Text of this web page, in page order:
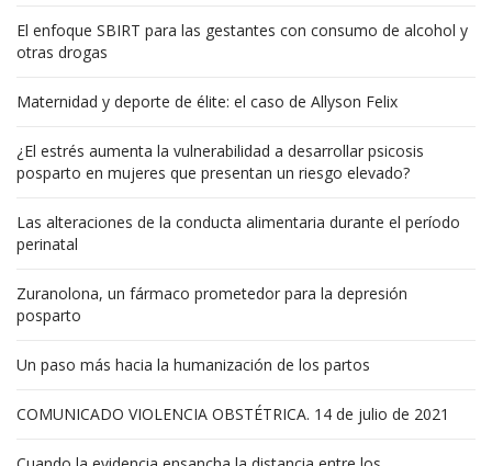
El enfoque SBIRT para las gestantes con consumo de alcohol y
otras drogas
Maternidad y deporte de élite: el caso de Allyson Felix
¿El estrés aumenta la vulnerabilidad a desarrollar psicosis
posparto en mujeres que presentan un riesgo elevado?
Las alteraciones de la conducta alimentaria durante el período
perinatal
Zuranolona, un fármaco prometedor para la depresión
posparto
Un paso más hacia la humanización de los partos
COMUNICADO VIOLENCIA OBSTÉTRICA. 14 de julio de 2021